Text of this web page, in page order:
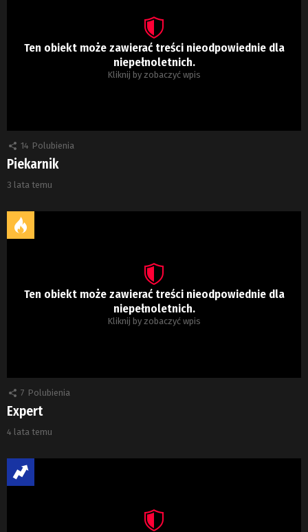
Ten obiekt może zawierać treści nieodpowiednie dla
niepełnoletnich.
Kliknij by zobaczyć wpis
14 Polubienia
Piekarnik
3 lata temu
Ten obiekt może zawierać treści nieodpowiednie dla
niepełnoletnich.
Kliknij by zobaczyć wpis
7 Polubienia
Expert
4 lata temu